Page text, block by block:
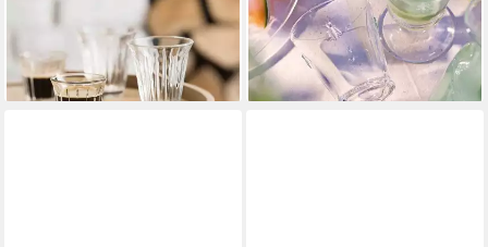
lieferbar - in 5-6 Werktagen bei dir
(6,25 €/ 1 Stk)
-11%
lieferbar - in 8-10 Werktagen bei
dir